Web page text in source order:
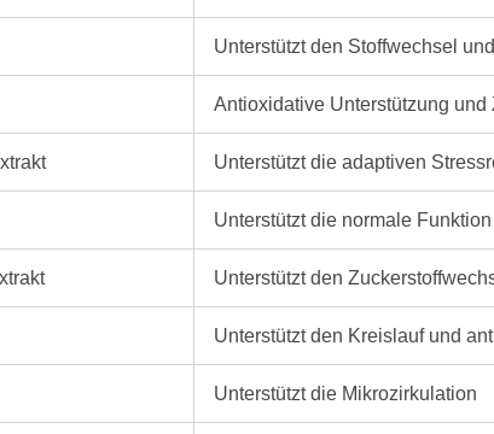
Unterstützt den Stoffwechsel
Antioxidative Unterstützung und
Unterstützt die adaptiven
Unterstützt die normale
Unterstützt den
Unterstützt den Kreislauf und
Unterstützt die Mikrozirkulation